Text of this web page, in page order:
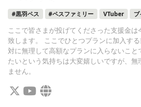
#黒羽ペス #ペスファミリー VTuber
ここで皆さまが投げてくださった支援金
致します。 ここでひとつプランに加入す
対に無理して高額なプランに入らないこと
たいという気持ちは大変嬉しいですが、無
ません。